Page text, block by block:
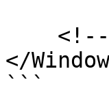
</
```